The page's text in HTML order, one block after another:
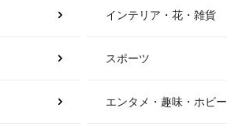
インテリア・花・雑貨
スポーツ
エンタメ・趣味・ホビー